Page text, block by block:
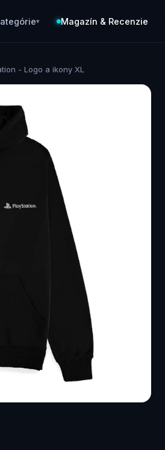
▾ Magazín & Recenzie
- Logo a ikony XL